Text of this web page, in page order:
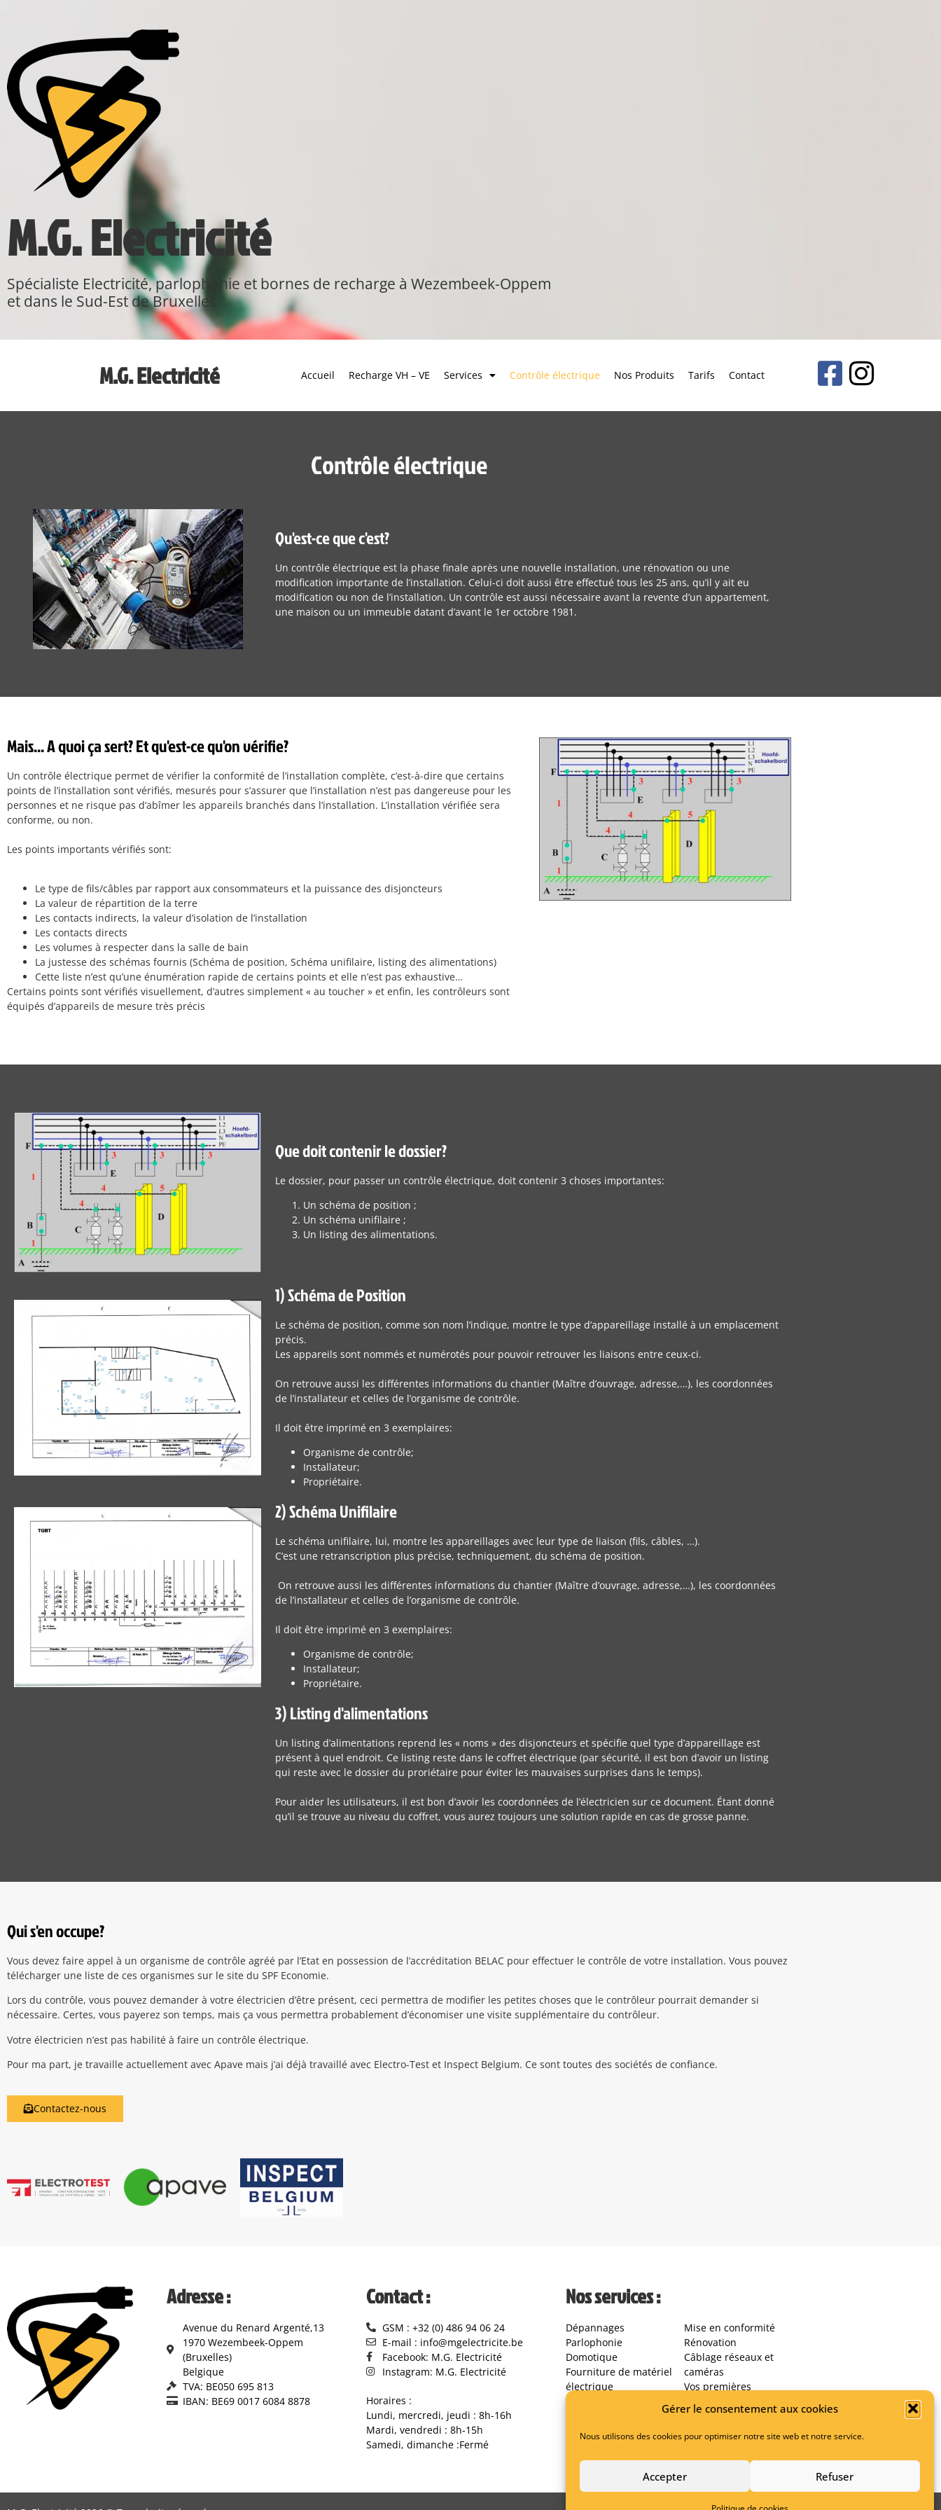
Gérer le consentement aux cookies
Nous utilisons des cookies pour optimiser notre site web et notre service.
Accepter Refuser
M.G. Electricité
Spécialiste Electricité, parlophonie et bornes de recharge à Wezembeek-Oppem
et dans le Sud-Est de Bruxelles
M.G. Electricité Accueil Recharge VH – VE Services Contrôle électrique Nos Produits Tarifs Contact
Contrôle électrique
Qu'est-ce que c'est?
Un contrôle électrique est la phase finale après une nouvelle installation, une rénovation ou une
modification importante de l’installation. Celui-ci doit aussi être effectué tous les 25 ans, qu’il y ait eu
modification ou non de l’installation. Un contrôle est aussi nécessaire avant la revente d’un appartement,
une maison ou un immeuble datant d’avant le 1er octobre 1981.
Mais... A quoi ça sert? Et qu'est-ce qu'on vérifie?
Un contrôle électrique permet de vérifier la conformité de l’installation complète, c’est-à-dire que certains
points de l’installation sont vérifiés, mesurés pour s’assurer que l’installation n’est pas dangereuse pour les
personnes et ne risque pas d’abîmer les appareils branchés dans l’installation. L’installation vérifiée sera
conforme, ou non.
Les points importants vérifiés sont:
Le type de fils/câbles par rapport aux consommateurs et la puissance des disjoncteurs
La valeur de répartition de la terre
Les contacts indirects, la valeur d’isolation de l’installation
Les contacts directs
Les volumes à respecter dans la salle de bain
La justesse des schémas fournis (Schéma de position, Schéma unifilaire, listing des alimentations)
Cette liste n’est qu’une énumération rapide de certains points et elle n’est pas exhaustive…
Certains points sont vérifiés visuellement, d’autres simplement « au toucher » et enfin, les contrôleurs sont
équipés d’appareils de mesure très précis
Que doit contenir le dossier?
Le dossier, pour passer un contrôle électrique, doit contenir 3 choses importantes:
Un schéma de position ;
Un schéma unifilaire ;
Un listing des alimentations.
1) Schéma de Position
Le schéma de position, comme son nom l’indique, montre le type d’appareillage installé à un emplacement
précis.
Les appareils sont nommés et numérotés pour pouvoir retrouver les liaisons entre ceux-ci.
On retrouve aussi les différentes informations du chantier (Maître d’ouvrage, adresse,…), les coordonnées
de l’installateur et celles de l’organisme de contrôle.
Il doit être imprimé en 3 exemplaires:
Organisme de contrôle;
Installateur;
Propriétaire.
2) Schéma Unifilaire
Le schéma unifilaire, lui, montre les appareillages avec leur type de liaison (fils, câbles, …).
C’est une retranscription plus précise, techniquement, du schéma de position.
On retrouve aussi les différentes informations du chantier (Maître d’ouvrage, adresse,…), les coordonnées
de l’installateur et celles de l’organisme de contrôle.
Il doit être imprimé en 3 exemplaires:
Organisme de contrôle;
Installateur;
Propriétaire.
3) Listing d'alimentations
Un listing d’alimentations reprend les « noms » des disjoncteurs et spécifie quel type d’appareillage est
présent à quel endroit. Ce listing reste dans le coffret électrique (par sécurité, il est bon d’avoir un listing
qui reste avec le dossier du proriétaire pour éviter les mauvaises surprises dans le temps).
Pour aider les utilisateurs, il est bon d’avoir les coordonnées de l’électricien sur ce document. Étant donné
qu’il se trouve au niveau du coffret, vous aurez toujours une solution rapide en cas de grosse panne.
Qui s'en occupe?
Vous devez faire appel à un organisme de contrôle agréé par l’Etat en possession de l’accréditation BELAC pour effectuer le contrôle de votre installation. Vous pouvez
télécharger une liste de ces organismes sur le site du SPF Economie.
Lors du contrôle, vous pouvez demander à votre électricien d’être présent, ceci permettra de modifier les petites choses que le contrôleur pourrait demander si
nécessaire. Certes, vous payerez son temps, mais ça vous permettra probablement d’économiser une visite supplémentaire du contrôleur.
Votre électricien n’est pas habilité à faire un contrôle électrique.
Pour ma part, je travaille actuellement avec Apave mais j’ai déjà travaillé avec Electro-Test et Inspect Belgium. Ce sont toutes des sociétés de confiance.
Contactez-nous
Adresse :
Avenue du Renard Argenté,13
1970 Wezembeek-Oppem
(Bruxelles)
Belgique
TVA: BE050 695 813
IBAN: BE69 0017 6084 8878
Contact :
GSM : +32 (0) 486 94 06 24
E-mail : info@mgelectricite.be
Facebook: M.G. Electricité
Instagram: M.G. Electricité
Horaires :
Lundi, mercredi, jeudi : 8h-16h
Mardi, vendredi : 8h-15h
Samedi, dimanche :Fermé
Nos services :
Dépannages
Parlophonie
Domotique
Fourniture de matériel
électrique
Mise en conformité
Rénovation
Câblage réseaux et
caméras
Vos premières
réactions face à une
panne